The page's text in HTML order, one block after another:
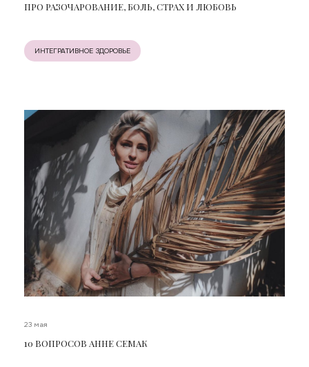
ПРО РАЗОЧАРОВАНИЕ, БОЛЬ, СТРАХ И ЛЮБОВЬ
ИНТЕГРАТИВНОЕ ЗДОРОВЬЕ
23 мая
10 ВОПРОСОВ АННЕ СЕМАК